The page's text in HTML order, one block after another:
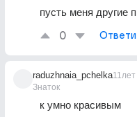
пусть меня другие
0
raduzhnaia_pchelka
Знаток
11лет
к умно красивым